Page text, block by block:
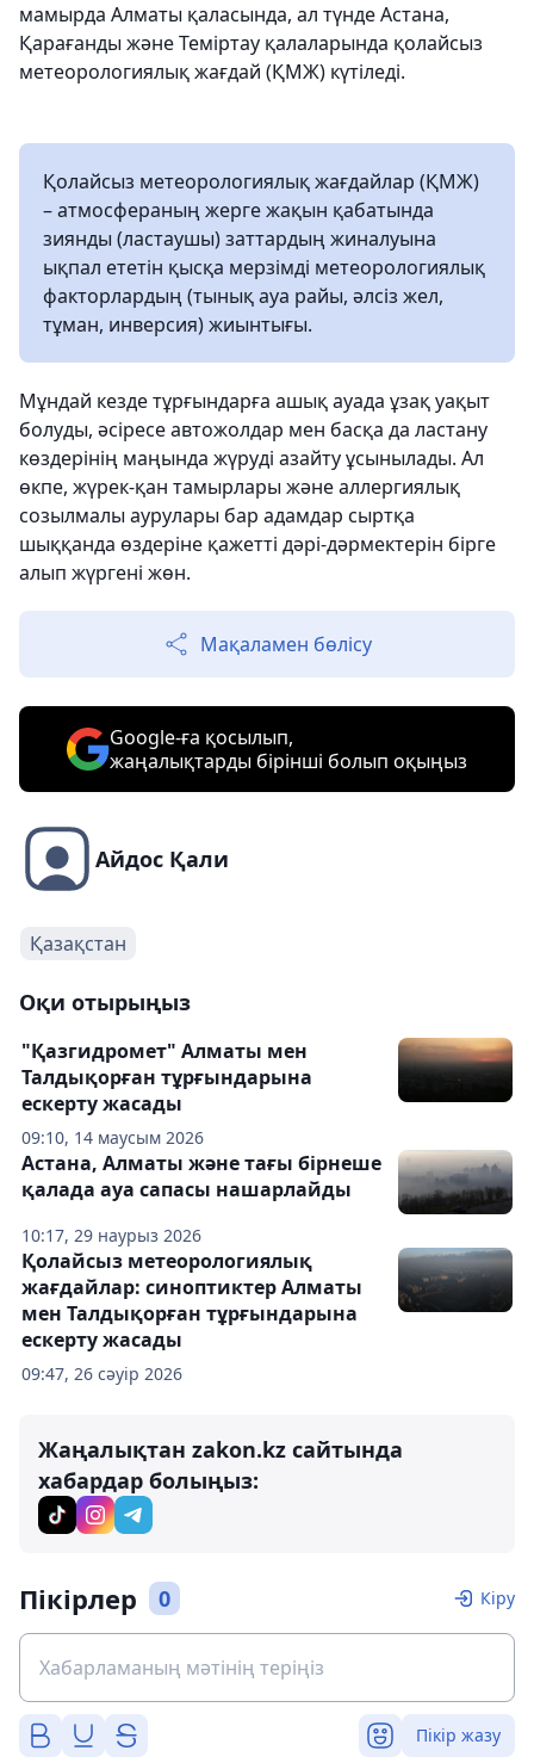
мамырда Алматы қаласында, ал түнде Астана,
Қарағанды және Теміртау қалаларында қолайсыз
метеорологиялық жағдай (ҚМЖ) күтіледі.
Қолайсыз метеорологиялық жағдайлар (ҚМЖ)
– атмосфераның жерге жақын қабатында
зиянды (ластаушы) заттардың жиналуына
ықпал ететін қысқа мерзімді метеорологиялық
факторлардың (тынық ауа райы, әлсіз жел,
тұман, инверсия) жиынтығы.
Мұндай кезде тұрғындарға ашық ауада ұзақ уақыт
болуды, әсіресе автожолдар мен басқа да ластану
көздерінің маңында жүруді азайту ұсынылады. Ал
өкпе, жүрек-қан тамырлары және аллергиялық
созылмалы аурулары бар адамдар сыртқа
шыққанда өздеріне қажетті дәрі-дәрмектерін бірге
алып жүргені жөн.
Мақаламен бөлісу
Google-ға қосылып,
жаңалықтарды бірінші болып оқыңыз
Айдос Қали
Қазақстан
Оқи отырыңыз
09:10, 14 маусым 2026
"Қазгидромет" Алматы мен
Талдықорған тұрғындарына
ескерту жасады
10:17, 29 наурыз 2026
Астана, Алматы және тағы бірнеше
қалада ауа сапасы нашарлайды
09:47, 26 сәуір 2026
Қолайсыз метеорологиялық
жағдайлар: синоптиктер Алматы
мен Талдықорған тұрғындарына
ескерту жасады
Жаңалықтан zakon.kz сайтында
хабардар болыңыз:
Пікірлер 0 Кіру
Пікір жазу